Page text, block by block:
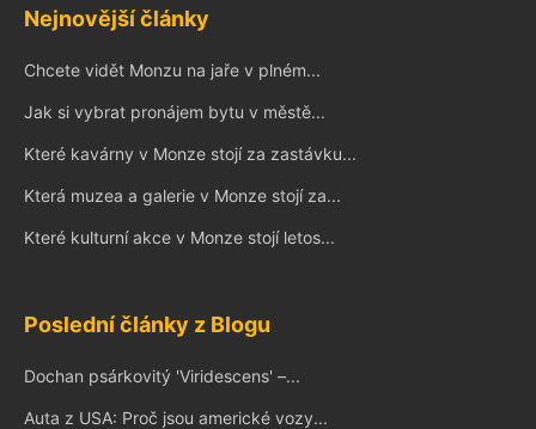
Nejnovější články
Chcete vidět Monzu na jaře v plném...
Jak si vybrat pronájem bytu v městě...
Které kavárny v Monze stojí za zastávku...
Která muzea a galerie v Monze stojí za...
Které kulturní akce v Monze stojí letos...
Poslední články z Blogu
Dochan psárkovitý 'Viridescens' –...
Auta z USA: Proč jsou americké vozy...